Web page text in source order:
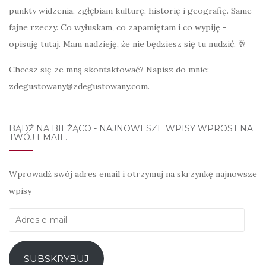
punkty widzenia, zgłębiam kulturę, historię i geografię. Same
fajne rzeczy. Co wyłuskam, co zapamiętam i co wypiję -
opisuję tutaj. Mam nadzieję, że nie będziesz się tu nudzić. 🥂
Chcesz się ze mną skontaktować? Napisz do mnie:
zdegustowany@zdegustowany.com.
BĄDŹ NA BIEŻĄCO - NAJNOWESZE WPISY WPROST NA
TWÓJ EMAIL.
Wprowadź swój adres email i otrzymuj na skrzynkę najnowsze
wpisy
Adres
mail
SUBSKRYBUJ